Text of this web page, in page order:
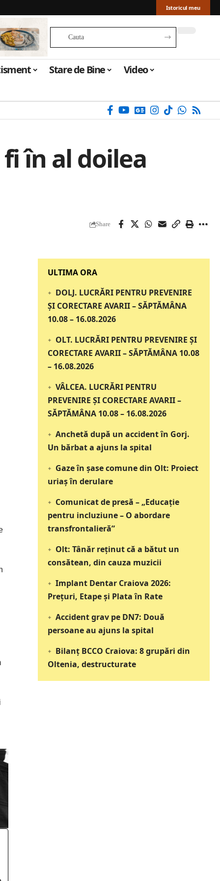
Istoricul meu
Stare de Bine Video
în al doilea
Share
‎‎‎‎‎‎‎ULTIMA ORA
DOLJ. LUCRĂRI PENTRU PREVENIRE
ȘI CORECTARE AVARII – SĂPTĂMÂNA
10.08 – 16.08.2026
OLT. LUCRĂRI PENTRU PREVENIRE ȘI
CORECTARE AVARII – SĂPTĂMÂNA 10.08
– 16.08.2026
VÂLCEA. LUCRĂRI PENTRU
PREVENIRE ȘI CORECTARE AVARII –
SĂPTĂMÂNA 10.08 – 16.08.2026
Anchetă după un accident în Gorj.
Un bărbat a ajuns la spital
Gaze în șase comune din Olt: Proiect
uriaș în derulare
Comunicat de presă – „Educație
pentru incluziune – O abordare
transfrontalieră”
Olt: Tânăr reţinut că a bătut un
consătean, din cauza muzicii
Implant Dentar Craiova 2026:
Preţuri, Etape şi Plata în Rate
Accident grav pe DN7: Două
persoane au ajuns la spital
Bilanț BCCO Craiova: 8 grupări din
Oltenia, destructurate